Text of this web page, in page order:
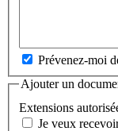
Prévenez-moi
Ajouter un
Extensions
Je veux